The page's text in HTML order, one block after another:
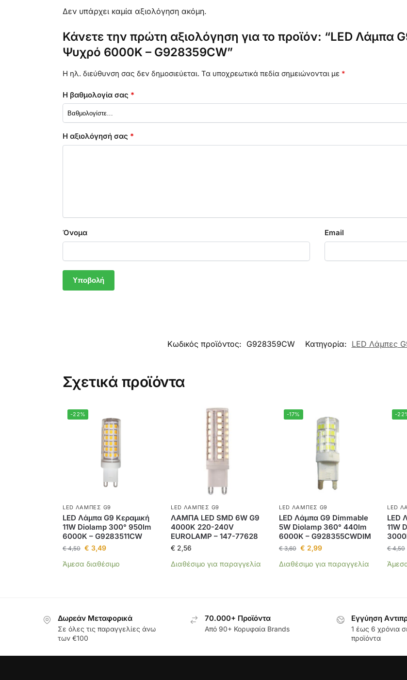
Δεν υπάρχει καμία αξιολόγηση ακόμη.
Κάνετε την πρώτη αξιολόγηση για το προϊόν: “LED Λάμπα
Ψυχρό 6000K – G928359CW”
Η ηλ. διεύθυνση σας δεν δημοσιεύεται. Τα υποχρεωτικά πεδία σημειώνονται με *
Η βαθμολογία σας *
Η αξιολόγησή σας *
Όνομα Email
Κωδικός προϊόντος: G928359CW Κατηγορία: LED Λάμπες
Σχετικά προϊόντα
-22%
LED ΛΆΜΠΕΣ G9
LED Λάμπα G9 Κεραμική
11W Diolamp 300° 950lm
6000K – G9283511CW
€4,50 € 3,49
Άμεσα διαθέσιμο
LED ΛΆΜΠΕΣ G9
ΛΑΜΠΑ LED SMD 6W G9
4000K 220-240V
EUROLAMP – 147-77628
€2,56
Διαθέσιμο για παραγγελία
-17%
LED ΛΆΜΠΕΣ G9
LED Λάμπα G9 Dimmable
5W Diolamp 360° 440lm
6000K – G928355CWDIM
€3,60 € 2,99
Διαθέσιμο για παραγγελία
-
LED
LED
11W
€4,50
Δωρεάν Μεταφορικά
Σε όλες τις παραγγελίες άνω
των €100
70.000+ Προϊόντα
Από 90+ Κορυφαία Brands
Εγγύηση
1 έως 6 χρόνια
προϊόντα